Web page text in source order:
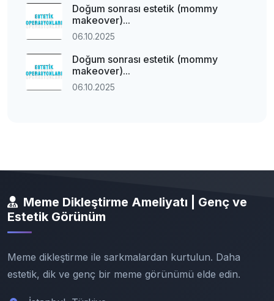
Doğum sonrası estetik (mommy
makeover)...
06.10.2025
Doğum sonrası estetik (mommy
makeover)...
06.10.2025
Meme Dikleştirme Ameliyatı | Genç ve
Estetik Görünüm
Meme dikleştirme ile sarkmalardan kurtulun. Daha
estetik, dik ve genç bir meme görünümü elde edin.